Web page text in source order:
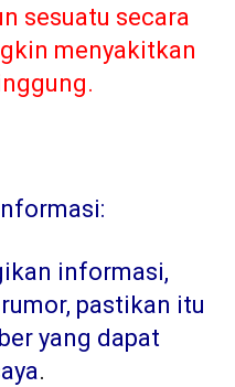
sesuatu secara
menyakitkan
informasi,
pastikan itu
yang dapat
.